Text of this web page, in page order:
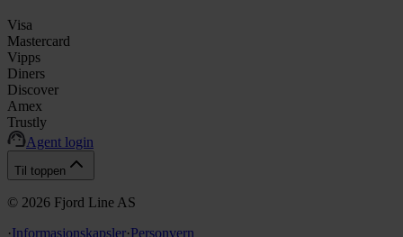
Visa
Mastercard
Vipps
Diners
Discover
Amex
Trustly
Agent login
Til toppen
© 2026 Fjord Line AS
·Informasjonskapsler·Personvern